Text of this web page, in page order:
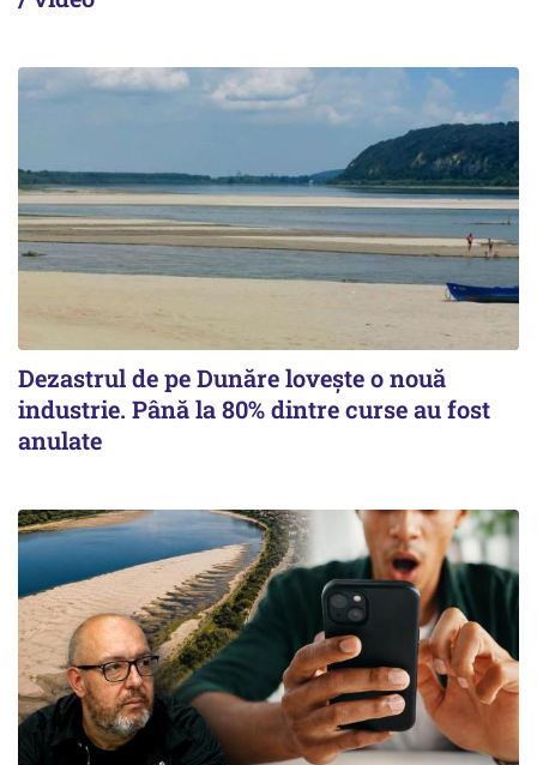
Dezastrul de pe Dunăre lovește o nouă
industrie. Până la 80% dintre curse au fost
anulate